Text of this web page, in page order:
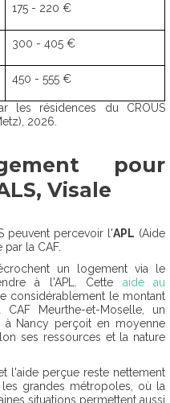
175 - 220 €
300 - 405 €
450 - 555 €
les résidences du CROUS
2026.
pour
Visale
peuvent percevoir l'APL (Aide
la CAF.
un logement via le
à l'APL. Cette aide au
considérablement le montant
Meurthe-et-Moselle, un
à Nancy perçoit en moyenne
ses ressources et la nature
l'aide perçue reste nettement
grandes métropoles, où la
situations permettent aussi